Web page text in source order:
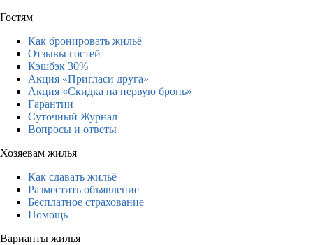
Гостям
Как бронировать жильё
Отзывы гостей
Кэшбэк 30%
Акция «Пригласи друга»
Акция «Скидка на первую бронь»
Гарантии
Суточный Журнал
Вопросы и ответы
Хозяевам жилья
Как сдавать жильё
Разместить объявление
Бесплатное страхование
Помощь
Варианты жилья